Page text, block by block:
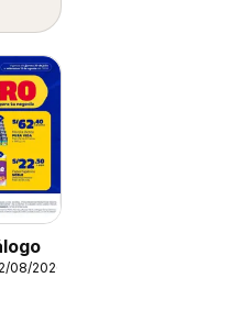
08/2026